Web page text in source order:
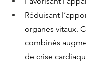
Réduisant
organes vitaux.
combinés
de crise